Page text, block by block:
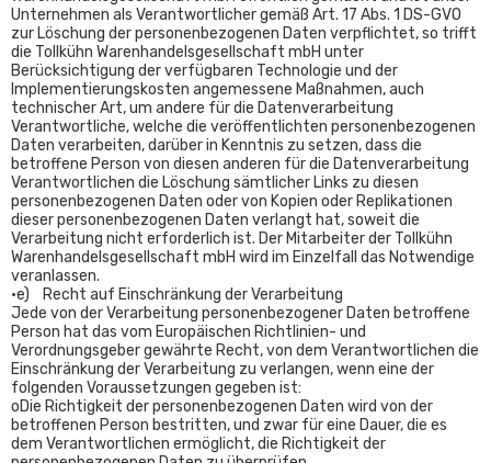
Unternehmen als Verantwortlicher gemäß Art. 17 Abs. 1 DS-GVO
zur Löschung der personenbezogenen Daten verpflichtet, so trifft
die Tollkühn Warenhandelsgesellschaft mbH unter
Berücksichtigung der verfügbaren Technologie und der
Implementierungskosten angemessene Maßnahmen, auch
technischer Art, um andere für die Datenverarbeitung
Verantwortliche, welche die veröffentlichten personenbezogenen
Daten verarbeiten, darüber in Kenntnis zu setzen, dass die
betroffene Person von diesen anderen für die Datenverarbeitung
Verantwortlichen die Löschung sämtlicher Links zu diesen
personenbezogenen Daten oder von Kopien oder Replikationen
dieser personenbezogenen Daten verlangt hat, soweit die
Verarbeitung nicht erforderlich ist. Der Mitarbeiter der Tollkühn
Warenhandelsgesellschaft mbH wird im Einzelfall das Notwendige
veranlassen.
•e) Recht auf Einschränkung der Verarbeitung
Jede von der Verarbeitung personenbezogener Daten betroffene
Person hat das vom Europäischen Richtlinien- und
Verordnungsgeber gewährte Recht, von dem Verantwortlichen die
Einschränkung der Verarbeitung zu verlangen, wenn eine der
folgenden Voraussetzungen gegeben ist:
oDie Richtigkeit der personenbezogenen Daten wird von der
betroffenen Person bestritten, und zwar für eine Dauer, die es
dem Verantwortlichen ermöglicht, die Richtigkeit der